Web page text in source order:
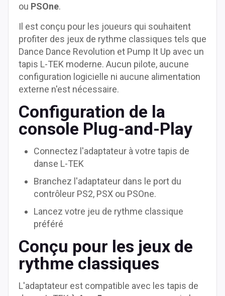
ou PSOne.
Il est conçu pour les joueurs qui souhaitent
profiter des jeux de rythme classiques tels que
Dance Dance Revolution et Pump It Up avec un
tapis L-TEK moderne. Aucun pilote, aucune
configuration logicielle ni aucune alimentation
externe n'est nécessaire.
Configuration de la
console Plug-and-Play
Connectez l'adaptateur à votre tapis de
danse L-TEK
Branchez l'adaptateur dans le port du
contrôleur PS2, PSX ou PSOne.
Lancez votre jeu de rythme classique
préféré
Conçu pour les jeux de
rythme classiques
L'adaptateur est compatible avec les tapis de